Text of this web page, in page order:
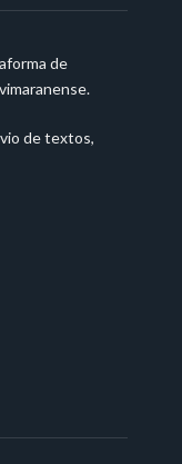
de
de textos,